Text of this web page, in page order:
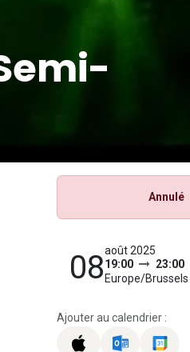
Annulé
08août 2025
19:00
23:00
Europe/Brussels
Ajouter au calendrier :